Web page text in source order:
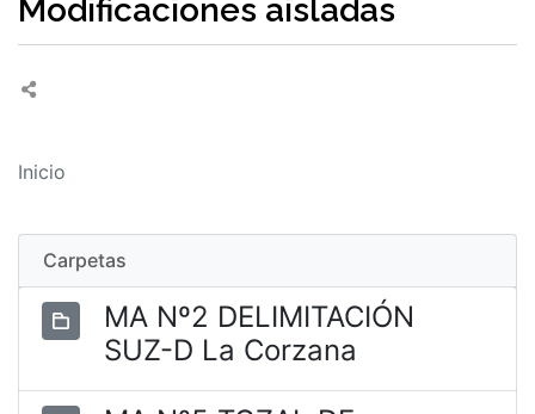
Modificaciones aisladas
Inicio
Carpetas
MA Nº2 DELIMITACIÓN
SUZ-D La Corzana